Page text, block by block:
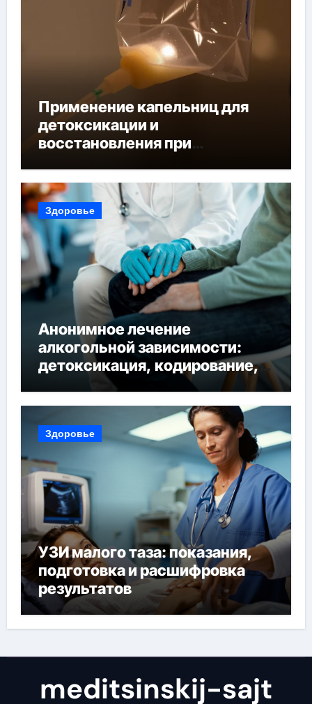
Применение капельниц для
детоксикации и
восстановления при
Здоровье
Анонимное лечение
алкогольной зависимости:
детоксикация, кодирование,
реабилитация, полный курс и
конфиденциальность
Здоровье
УЗИ малого таза: показания,
подготовка и расшифровка
результатов
meditsinskij-sajt